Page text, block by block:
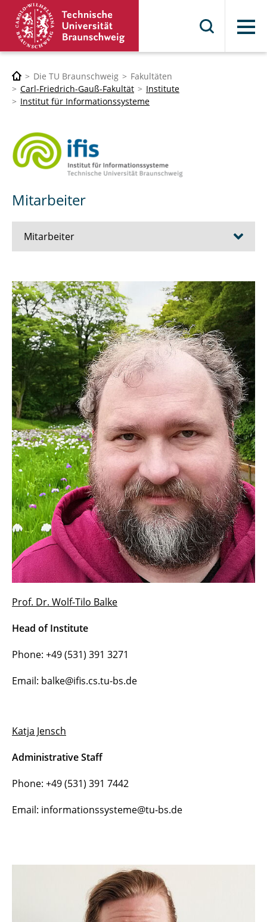
Menü
Die TU Braunschweig
Fakultäten
Carl-Friedrich-Gauß-Fakultät
Institute
Institut für Informationssysteme
Mitarbeiter
Mitarbeiter
Katja Jensch
Pascal Hantel
Dr. Florian Plötzky
Alexander Ljapunov
Niklas Kiehne
Denis Nagel
Enrique Pinto Dominguez
Ehemalige Mitarbeiter
Prof. Dr. Wolf-Tilo Balke
Head of Institute
Phone: +49 (531) 391 3271
Email: balke@ifis.cs.tu-bs.de
Katja Jensch
Administrative Staff
Phone: +49 (531) 391 7442
Email: informationssysteme@tu-bs.de